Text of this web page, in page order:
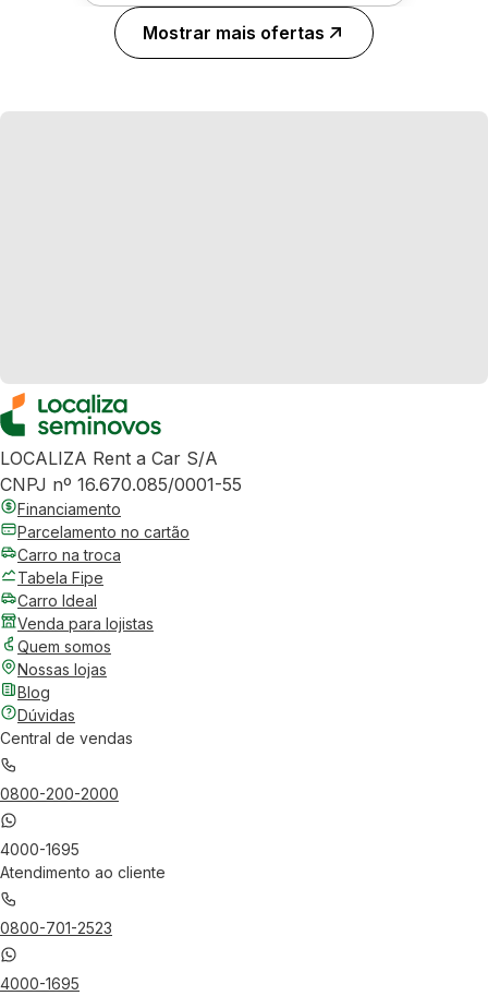
Mostrar mais ofertas
LOCALIZA Rent a Car S/A
CNPJ nº 16.670.085/0001-55
Financiamento
Parcelamento no cartão
Carro na troca
Tabela Fipe
Carro Ideal
Venda para lojistas
Quem somos
Nossas lojas
Blog
Dúvidas
Central de vendas
0800-200-2000
4000-1695
Atendimento ao cliente
0800-701-2523
4000-1695